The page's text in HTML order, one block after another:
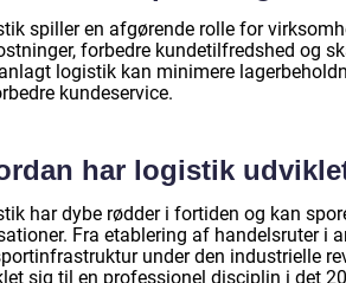
spiller en afgørende rolle for
forbedre kundetilfredshed og
logistik kan minimere
kundeservice.
har logistik
har dybe rødder i fortiden og kan
Fra etablering af handelsruter i
under den industrielle
sig til en professionel disciplin i det